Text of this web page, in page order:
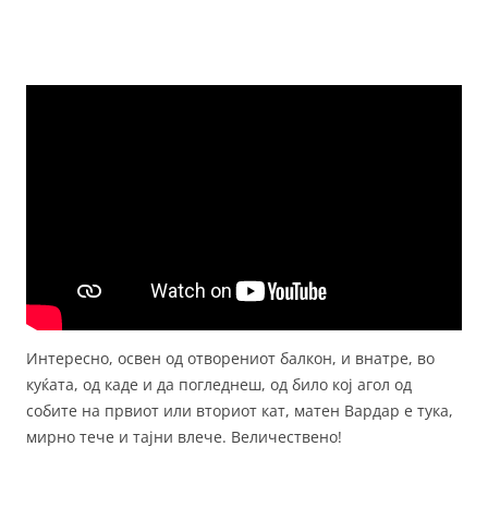
Интересно, освен од отворениот балкон, и внатре, во
куќата, од каде и да погледнеш, од било кој агол од
собите на првиот или вториот кат, матен Вардар е тука,
мирно тече и тајни влече. Величествено!